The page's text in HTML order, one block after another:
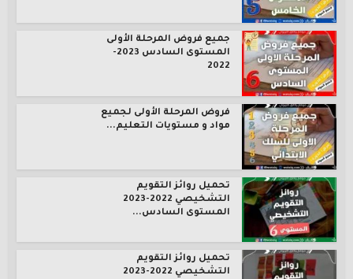
جميع فروض المرحلة الأولى
المستوى السادس 2023-
2022
فروض المرحلة الأولى لجميع
مواد و مستويات التعليم...
تحميل روائز التقويم
التشخيصي 2022-2023
المستوى السادس...
تحميل روائز التقويم
التشخيصي 2022-2023